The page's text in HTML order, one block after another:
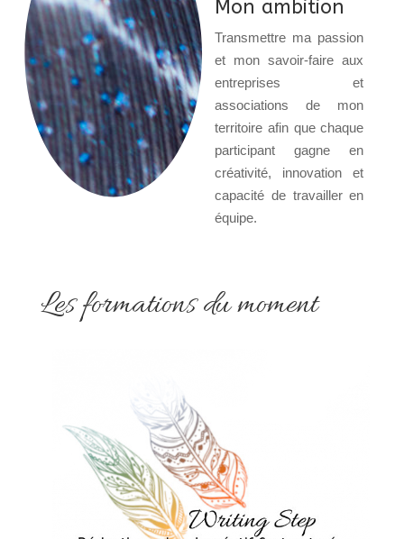
Mon ambition
Transmettre ma passion
et mon savoir-faire aux
entreprises et
associations de mon
territoire afin que chaque
participant gagne en
créativité, innovation et
capacité de travailler en
équipe.
Les formations du moment